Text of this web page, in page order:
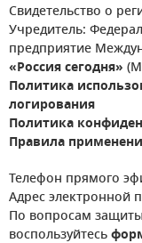
Свидетельство о
Учредитель:
предприятие
«Россия сегодня»
Политика
логирования
Политика
Правила
Телефон прямого
Адрес электронной
По вопросам
воспользуйтесь